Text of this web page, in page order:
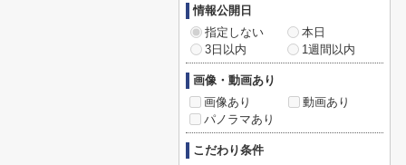
情報公開日
指定しない
本日
3日以内
1週間以内
画像・動画あり
画像あり
動画あり
パノラマあり
こだわり条件